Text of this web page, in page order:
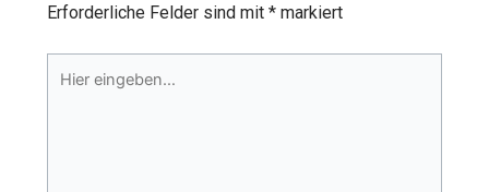
Erforderliche Felder sind mit *markiert